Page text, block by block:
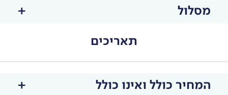
מסלול
תאריכים
המחיר כולל ואינו כולל